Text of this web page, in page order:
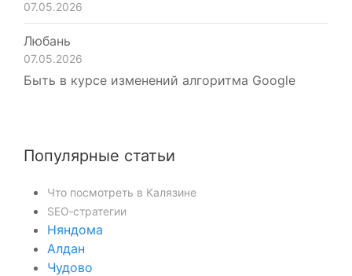
07.05.2026
Любань
07.05.2026
Быть в курсе изменений алгоритма Google
Популярные статьи
Что посмотреть в Калязине
SEO‑стратегии
Няндома
Алдан
Чудово